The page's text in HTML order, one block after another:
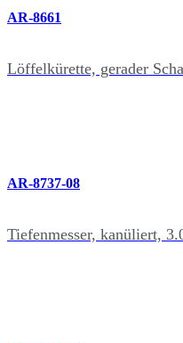
AR-8661
Löffelkürette, gerader
AR-8737-08
Tiefenmesser, kanüliert,